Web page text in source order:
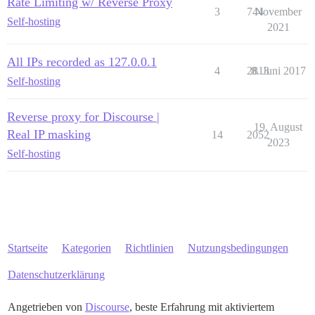
Self-hosting
3 744November
2021
All IPs recorded as 127.0.0.1
Self-hosting
4 2813
8. Juni 2017
Reverse proxy for Discourse |
Real IP masking
Self-hosting
14 2052
19. August
2023
Startseite Kategorien Richtlinien Nutzungsbedingungen
Datenschutzerklärung
Angetrieben von Discourse, beste Erfahrung mit aktiviertem